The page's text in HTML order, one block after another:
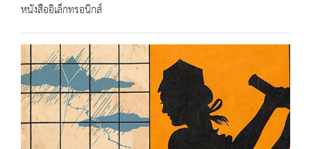
หนังสืออิเล็กทรอนิกส์